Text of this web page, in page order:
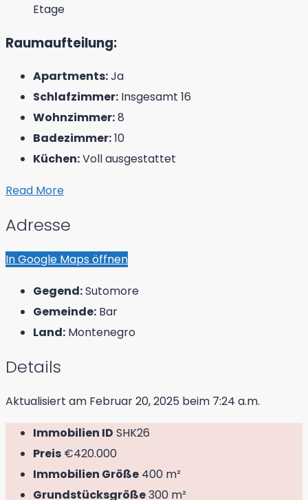
Etage
Raumaufteilung:
Apartments:Ja
Schlafzimmer: Insgesamt 16
Wohnzimmer:8
Badezimmer:10
Küchen:Voll ausgestattet
Read More
Adresse
In Google Maps öffnen
Gegend:Sutomore
Gemeinde: Bar
Land: Montenegro
Details
Aktualisiert am Februar 20, 2025 beim 7:24 a.m.
Immobilien ID SHK26
Preis €420.000
Immobilien Größe 400 m²
Grundstücksgröße300 m²